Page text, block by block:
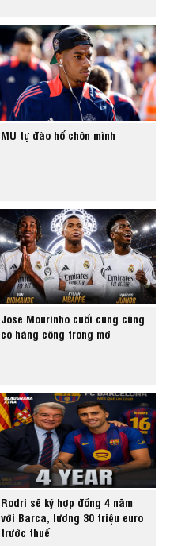
MU tự đào hố chôn mình
Jose Mourinho cuối cùng cũng
có hàng công trong mơ
Rodri sẽ ký hợp đồng 4 năm
với Barca, lương 30 triệu euro
trước thuế